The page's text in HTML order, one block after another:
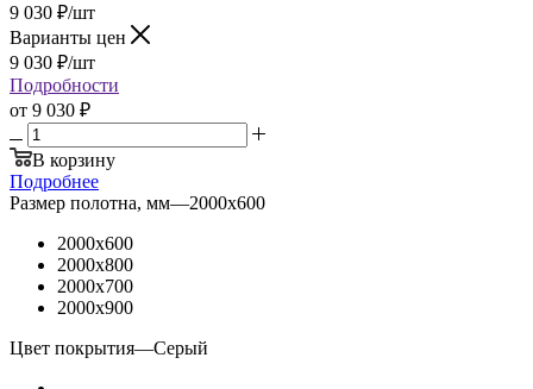
9 030 ₽/шт
Варианты цен
9 030 ₽/шт
Подробности
от 9 030 ₽
В корзину
Подробнее
Размер полотна, мм—2000x600
2000x600
2000x800
2000x700
2000x900
Цвет покрытия—Серый